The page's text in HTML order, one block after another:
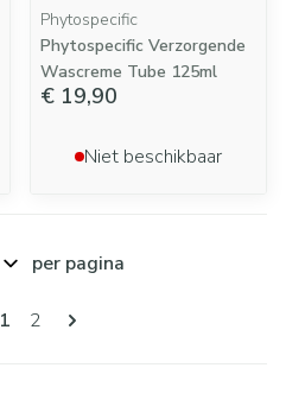
Phytospecific
Phytospecific Verzorgende
Wascreme Tube 125ml
€ 19,90
Niet beschikbaar
Pagina's
U lees momenteel pagina
1 Pagina
2
per pagina